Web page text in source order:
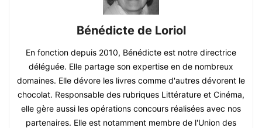
Bénédicte de Loriol
En fonction depuis 2010, Bénédicte est notre directrice
déléguée. Elle partage son expertise en de nombreux
domaines. Elle dévore les livres comme d'autres dévorent le
chocolat. Responsable des rubriques Littérature et Cinéma,
elle gère aussi les opérations concours réalisées avec nos
partenaires. Elle est notamment membre de l'Union des